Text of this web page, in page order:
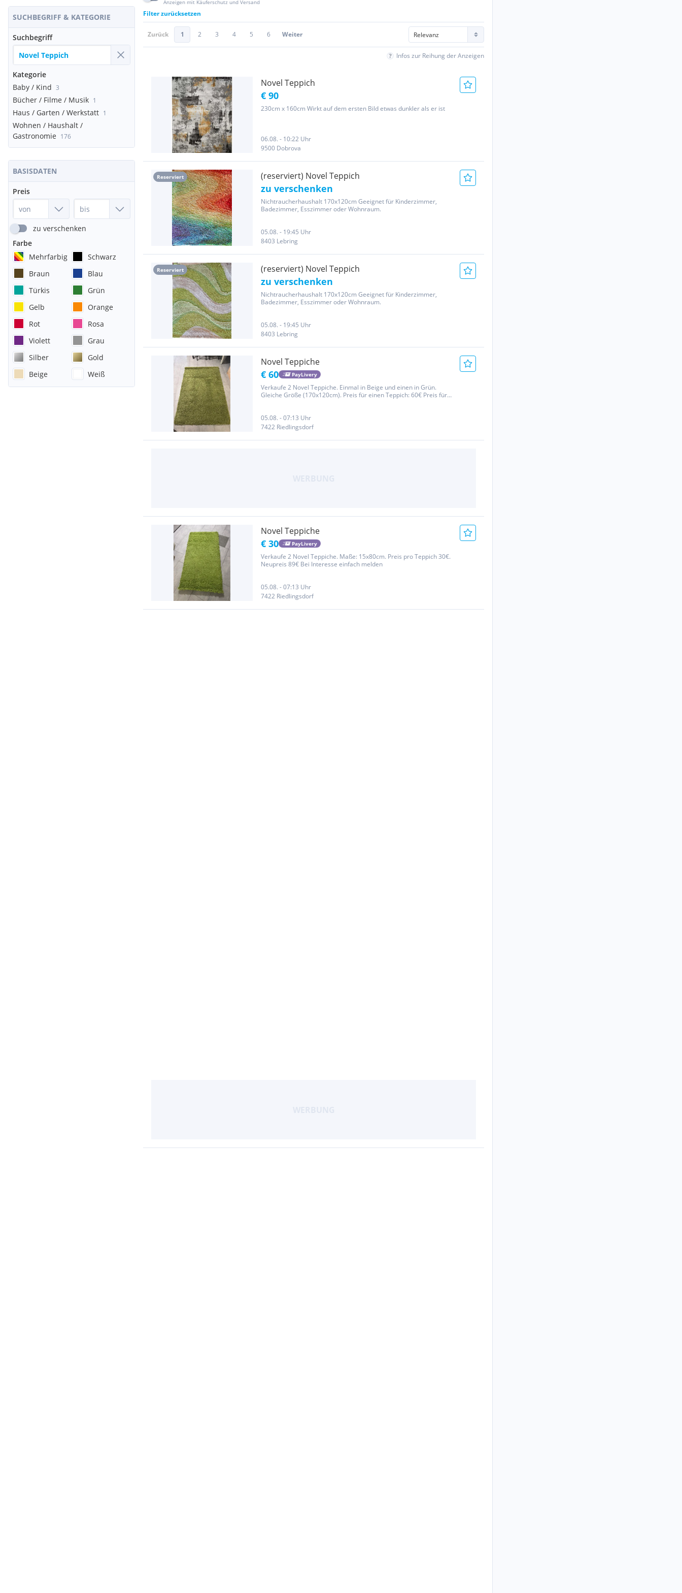
SUCHBEGRIFF & KATEGORIE
Suchbegriff
Kategorie
Baby / Kind 3
Bücher / Filme / Musik 1
Haus / Garten / Werkstatt 1
Wohnen / Haushalt /
Gastronomie 176
BASISDATEN
Preis
zu verschenken
Farbe
Mehrfarbig
Schwarz
Braun
Blau
Türkis
Grün
Gelb
Orange
Rot
Rosa
Violett
Grau
Silber
Gold
Beige
Weiß
Anzeigen mit Käuferschutz und Versand
Filter zurücksetzen
Zurück 1 2 3 4 5 6 Weiter
Infos zur Reihung der Anzeigen
Novel Teppich
€ 90
230cm x 160cm Wirkt auf dem ersten Bild etwas dunkler als er ist
06.08. - 10:22 Uhr
9500 Dobrova
Reserviert (reserviert) Novel Teppich
zu verschenken
Nichtraucherhaushalt 170x120cm Geeignet für Kinderzimmer,
Badezimmer, Esszimmer oder Wohnraum.
05.08. - 19:45 Uhr
8403 Lebring
Reserviert (reserviert) Novel Teppich
zu verschenken
Nichtraucherhaushalt 170x120cm Geeignet für Kinderzimmer,
Badezimmer, Esszimmer oder Wohnraum.
05.08. - 19:45 Uhr
8403 Lebring
Novel Teppiche
€ 60 PayLivery
Verkaufe 2 Novel Teppiche. Einmal in Beige und einen in Grün.
Gleiche Größe (170x120cm). Preis für einen Teppich: 60€ Preis für 2
05.08. - 07:13 Uhr
7422 Riedlingsdorf
Novel Teppiche
€ 30 PayLivery
Verkaufe 2 Novel Teppiche. Maße: 15x80cm. Preis pro Teppich 30€.
Neupreis 89€ Bei Interesse einfach melden
05.08. - 07:13 Uhr
7422 Riedlingsdorf